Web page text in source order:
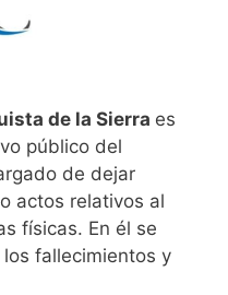
de la Sierra es
público del
de dejar
actos relativos al
físicas. En él se
fallecimientos y